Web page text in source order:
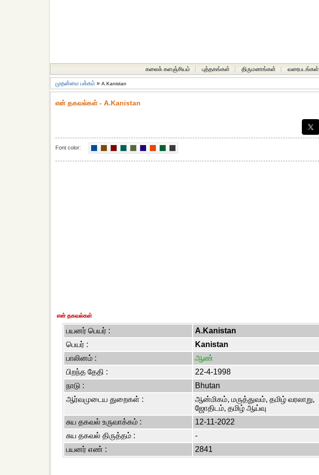
கலைக் களஞ்சியம் புத்தகங்கள் திருமணங்கள் வரைபடங்கள்
முதன்மை பக்கம் » A.Kanistan
என் தகவல்கள் - A.Kanistan
Font color:
என் தகவல்கள்
பயனர் பெயர் :
A.Kanistan
பெயர் :
Kanistan
பாலினம் :
ஆண்
பிறந்த தேதி :
22-4-1998
நாடு :
Bhutan
ஆர்வமுடைய துறைகள் :
ஆன்மிகம், மருத்துவம், தமிழ் வரலாறு,
ஜோதிடம், தமிழ் ஆய்வு
சுய தகவல் உருவாக்கம் :
12-11-2022
சுய தகவல் திருத்தம் :
-
பயனர் எண் :
2841